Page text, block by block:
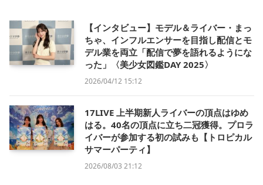
【インタビュー】モデル＆ライバー・まっ
ちゃ、インフルエンサーを目指し配信とモ
デル業を両立「配信で夢を語れるようにな
った」〈美少女図鑑DAY 2025〉
2026/04/12 15:12
17LIVE 上半期新人ライバーの頂点はゆめ
はる。40名の頂点に立ち二冠獲得。プロラ
イバーが参加する初の試みも【トロピカル
サマーパーティ】
2026/08/03 21:12